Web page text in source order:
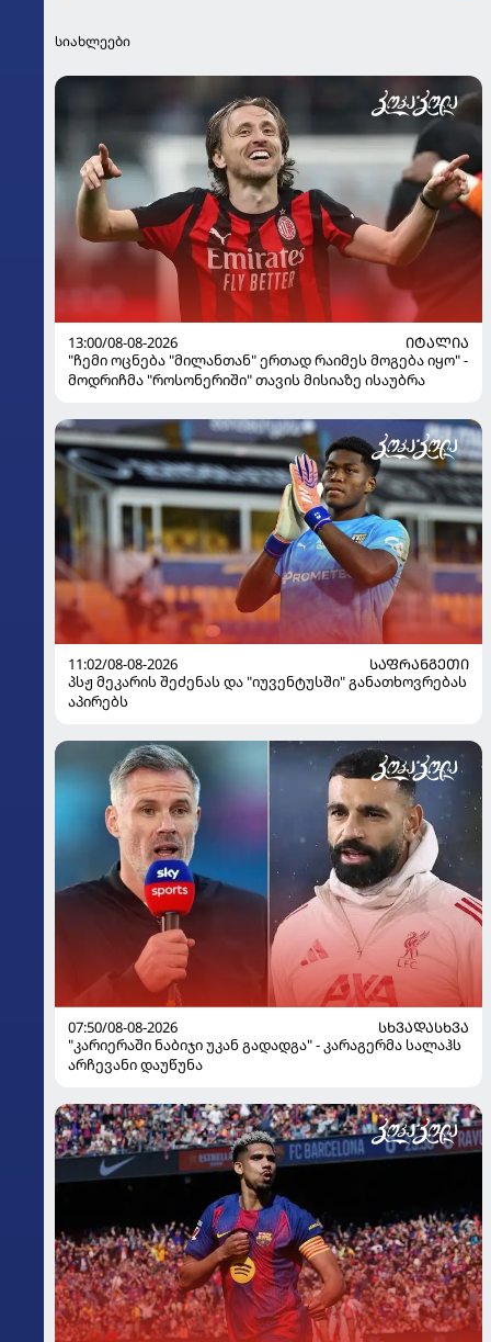
სიახლეები
13:00/08-08-2026
ᲘᲢᲐᲚᲘᲐ
"ჩემი ოცნება "მილანთან" ერთად რაიმეს მოგება იყო" -
მოდრიჩმა "როსონერიში" თავის მისიაზე ისაუბრა
11:02/08-08-2026
ᲡᲐᲤᲠᲐᲜᲒᲔᲗᲘ
პსჟ მეკარის შეძენას და "იუვენტუსში" განათხოვრებას
აპირებს
07:50/08-08-2026
ᲡᲮᲕᲐᲓᲐᲡᲮᲕᲐ
"კარიერაში ნაბიჯი უკან გადადგა" - კარაგერმა სალაჰს
არჩევანი დაუწუნა